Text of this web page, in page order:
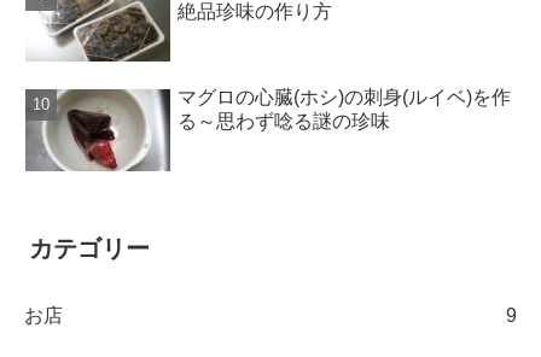
絶品珍味の作り方
マグロの心臓(ホシ)の刺身(ルイベ)を作
る～思わず唸る謎の珍味
カテゴリー
お店 9